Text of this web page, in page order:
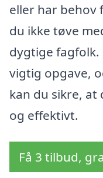
eller har behov
du ikke tøve
dygtige fagfolk.
vigtig opgave,
kan du sikre,
og effektivt.
Få 3 tilbud,